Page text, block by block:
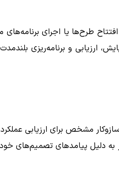
طرح‌ها یا اجرای
ارزیابی و برنامه‌ریزی بلندمدت
مشخص برای ارزیابی
دلیل پیامدهای تصمیم‌های